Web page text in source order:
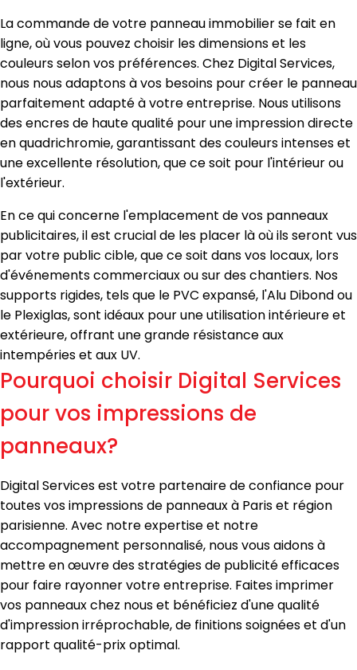
La commande de votre panneau immobilier se fait en
ligne, où vous pouvez choisir les dimensions et les
couleurs selon vos préférences. Chez Digital Services,
nous nous adaptons à vos besoins pour créer le panneau
parfaitement adapté à votre entreprise. Nous utilisons
des encres de haute qualité pour une impression directe
en quadrichromie, garantissant des couleurs intenses et
une excellente résolution, que ce soit pour l'intérieur ou
l'extérieur.
En ce qui concerne l'emplacement de vos panneaux
publicitaires, il est crucial de les placer là où ils seront vus
par votre public cible, que ce soit dans vos locaux, lors
d'événements commerciaux ou sur des chantiers. Nos
supports rigides, tels que le PVC expansé, l'Alu Dibond ou
le Plexiglas, sont idéaux pour une utilisation intérieure et
extérieure, offrant une grande résistance aux
intempéries et aux UV.
Pourquoi choisir Digital Services
pour vos impressions de
panneaux?
Digital Services est votre partenaire de confiance pour
toutes vos impressions de panneaux à Paris et région
parisienne. Avec notre expertise et notre
accompagnement personnalisé, nous vous aidons à
mettre en œuvre des stratégies de publicité efficaces
pour faire rayonner votre entreprise. Faites imprimer
vos panneaux chez nous et bénéficiez d'une qualité
d'impression irréprochable, de finitions soignées et d'un
rapport qualité-prix optimal.